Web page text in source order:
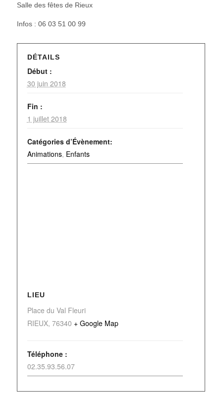
Salle des fêtes de Rieux
Infos : 06 03 51 00 99
DÉTAILS
Début :
30 juin 2018
Fin :
1 juillet 2018
Catégories d’Évènement:
Animations, Enfants
LIEU
Place du Val Fleuri
RIEUX, 76340 + Google Map
Téléphone :
02.35.93.56.07